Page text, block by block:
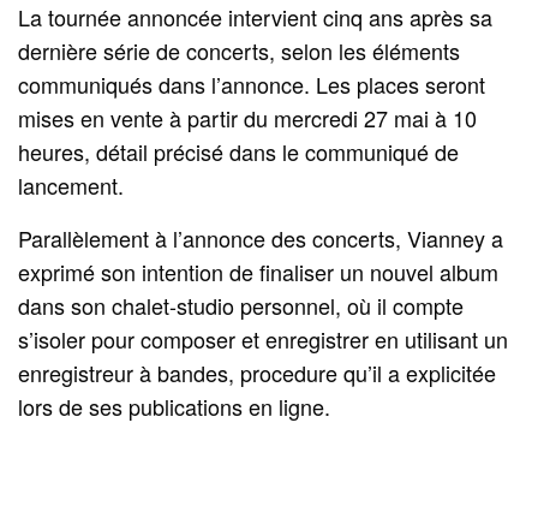
La tournée annoncée intervient cinq ans après sa
dernière série de concerts, selon les éléments
communiqués dans l’annonce. Les places seront
mises en vente à partir du mercredi 27 mai à 10
heures, détail précisé dans le communiqué de
lancement.
Parallèlement à l’annonce des concerts, Vianney a
exprimé son intention de finaliser un nouvel album
dans son chalet-studio personnel, où il compte
s’isoler pour composer et enregistrer en utilisant un
enregistreur à bandes, procedure qu’il a explicitée
lors de ses publications en ligne.